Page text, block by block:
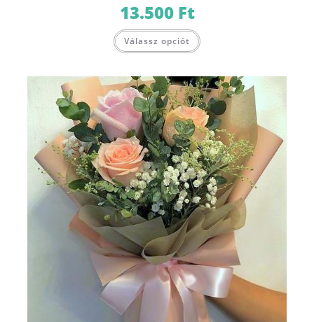
13.500 Ft
Válassz opciót